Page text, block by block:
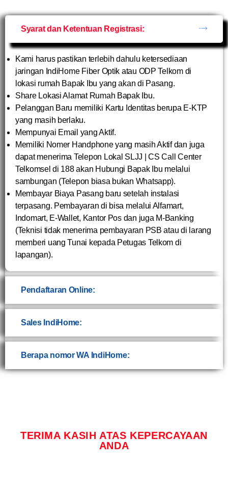
Syarat dan Ketentuan Registrasi:
Kami harus pastikan terlebih dahulu ketersediaan
jaringan IndiHome Fiber Optik atau ODP Telkom di
lokasi rumah Bapak Ibu yang akan di Pasang.
Share Lokasi Alamat Rumah Bapak Ibu.
Pelanggan Baru memiliki Kartu Identitas berupa E-KTP
yang masih berlaku.
Mempunyai Email yang Aktif.
Memiliki Nomer Handphone yang masih Aktif dan juga
dapat menerima Telepon Lokal SLJJ | CS Call Center
Telkomsel di 188 akan Hubungi Bapak Ibu melalui
sambungan (Telepon biasa bukan Whatsapp).
Membayar Biaya Pasang baru setelah instalasi
terpasang. Pembayaran di bisa melalui Alfamart,
Indomart, E-Wallet, Kantor Pos dan juga M-Banking
(Teknisi tidak menerima pembayaran PSB atau di larang
memberi uang Tunai kepada Petugas Telkom di
lapangan).
Pendaftaran Online:
Sales IndiHome:
Berapa nomor WA IndiHome:
TERIMA KASIH ATAS KEPERCAYAAN
ANDA